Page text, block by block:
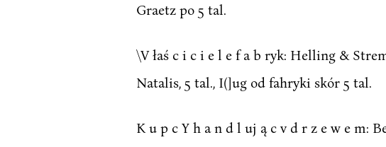
Graetz po 5 tal.
\V łaś c i c i e l e f a b ryk: Helling &
Natalis, 5 tal., I(]ug od fahryki skór 5 tal.
K u p c Y h a n d l uj ą c v d r z e w e m: